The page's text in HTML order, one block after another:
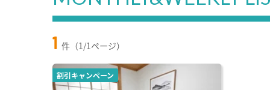
1 件（1/1ページ）
割引キャンペーン